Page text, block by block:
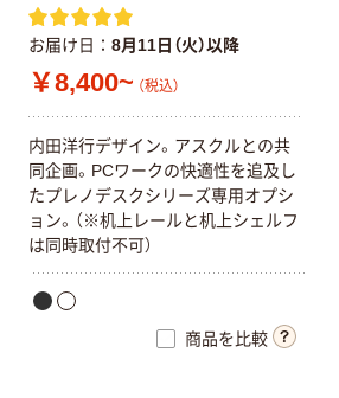
お届け日 8月11日（火）以降
￥8,400~ （税込）
内田洋行デザイン。アスクルとの共
同企画。PCワークの快適性を追及し
たプレノデスクシリーズ専用オプシ
ョン。（※机上レールと机上シェルフ
は同時取付不可）
商品を比較